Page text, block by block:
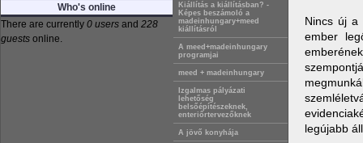
Who's online
There are currently 0 users and 228
guests online.
Kiállítás a kiállításban? -
Képes beszámoló a
madeinhungary+meed
kiállításról
A meed+madeinhungary
programjai
meed + madeinhungary
Izgalmas pályázati
lehetőség
belsőépítészeknek,
enteriőrtervezőknek
A jövő konyhája
Nincs új a
ember
legújabb